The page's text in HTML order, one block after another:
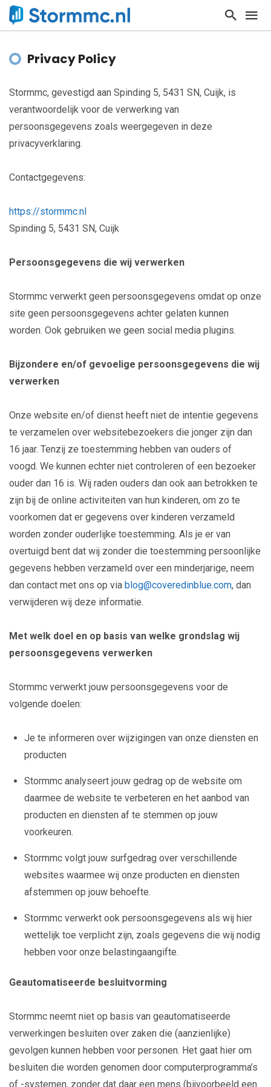
Privacy Policy
Stormmc, gevestigd aan Spinding 5, 5431 SN, Cuijk, is
verantwoordelijk voor de verwerking van
persoonsgegevens zoals weergegeven in deze
privacyverklaring.
Contactgegevens:
https://stormmc.nl
Spinding 5, 5431 SN, Cuijk
Persoonsgegevens die wij verwerken
Stormmc verwerkt geen persoonsgegevens omdat op onze
site geen persoonsgegevens achter gelaten kunnen
worden. Ook gebruiken we geen social media plugins.
Bijzondere en/of gevoelige persoonsgegevens die wij
verwerken
Onze website en/of dienst heeft niet de intentie gegevens
te verzamelen over websitebezoekers die jonger zijn dan
16 jaar. Tenzij ze toestemming hebben van ouders of
voogd. We kunnen echter niet controleren of een bezoeker
ouder dan 16 is. Wij raden ouders dan ook aan betrokken te
zijn bij de online activiteiten van hun kinderen, om zo te
voorkomen dat er gegevens over kinderen verzameld
worden zonder ouderlijke toestemming. Als je er van
overtuigd bent dat wij zonder die toestemming persoonlijke
gegevens hebben verzameld over een minderjarige, neem
dan contact met ons op via blog@coveredinblue.com, dan
verwijderen wij deze informatie.
Met welk doel en op basis van welke grondslag wij
persoonsgegevens verwerken
Stormmc verwerkt jouw persoonsgegevens voor de
volgende doelen:
Je te informeren over wijzigingen van onze diensten en
producten
Stormmc analyseert jouw gedrag op de website om
daarmee de website te verbeteren en het aanbod van
producten en diensten af te stemmen op jouw
voorkeuren.
Stormmc volgt jouw surfgedrag over verschillende
websites waarmee wij onze producten en diensten
afstemmen op jouw behoefte.
Stormmc verwerkt ook persoonsgegevens als wij hier
wettelijk toe verplicht zijn, zoals gegevens die wij nodig
hebben voor onze belastingaangifte.
Geautomatiseerde besluitvorming
Stormmc neemt niet op basis van geautomatiseerde
verwerkingen besluiten over zaken die (aanzienlijke)
gevolgen kunnen hebben voor personen. Het gaat hier om
besluiten die worden genomen door computerprogramma’s
of -systemen, zonder dat daar een mens (bijvoorbeeld een